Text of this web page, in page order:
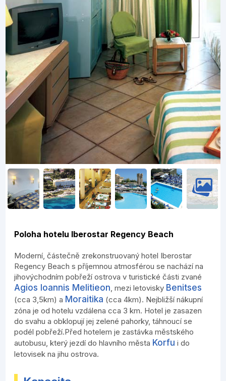
Poloha hotelu Iberostar Regency Beach
Moderní, částečně zrekonstruovaný hotel Iberostar
Regency Beach s příjemnou atmosférou se nachází na
jihovýchodním pobřeží ostrova v turistické části zvané
Agios Ioannis Melitieon , mezi letovisky Benitses
(cca 3,5km) a Moraitika (cca 4km). Nejbližší nákupní
zóna je od hotelu vzdálena cca 3 km. Hotel je zasazen
do svahu a obklopují jej zelené pahorky, táhnoucí se
podél pobřeží.Před hotelem je zastávka městského
autobusu, který jezdí do hlavního města Korfu i do
letovisek na jihu ostrova.